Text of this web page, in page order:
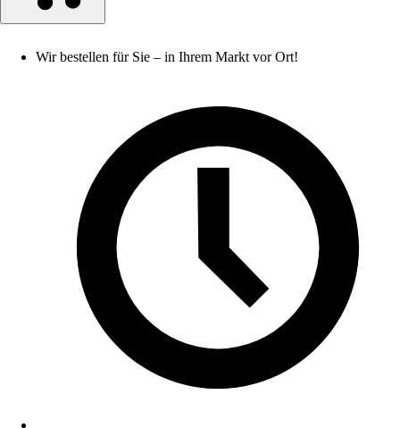
Wir bestellen für Sie – in Ihrem Markt vor Ort!